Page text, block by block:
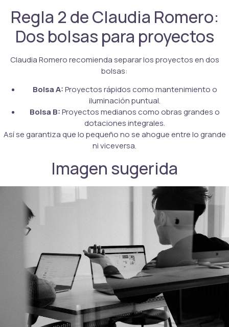
Regla 2 de Claudia Romero:
Dos bolsas para proyectos
Claudia Romero recomienda separar los proyectos en dos
bolsas:
Bolsa A:Proyectos rápidos como mantenimiento o
iluminación puntual.
Bolsa B:Proyectos medianos como obras grandes o
dotaciones integrales.
Así se garantiza que lo pequeño no se ahogue entre lo grande
ni viceversa.
Imagen sugerida